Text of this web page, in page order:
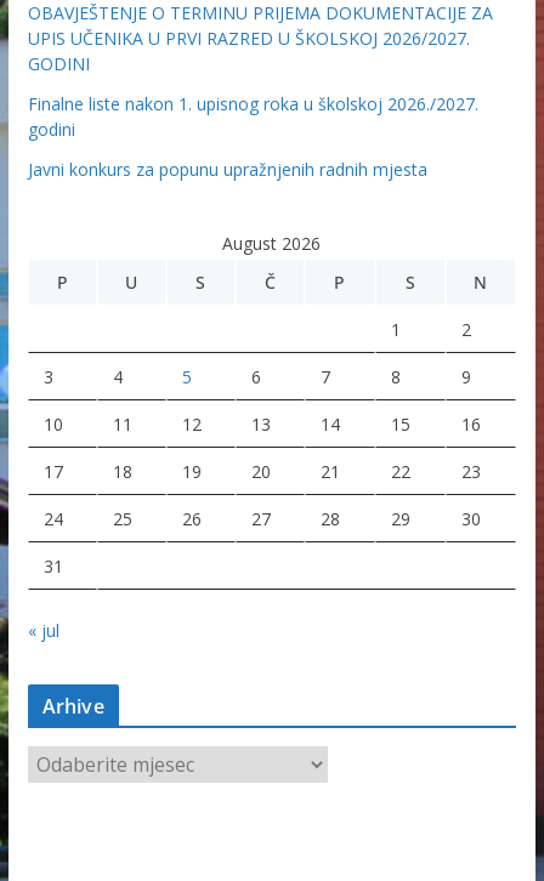
OBAVJEŠTENJE O TERMINU PRIJEMA DOKUMENTACIJE ZA
UPIS UČENIKA U PRVI RAZRED U ŠKOLSKOJ 2026/2027.
GODINI
Finalne liste nakon 1. upisnog roka u školskoj 2026./2027.
godini
Javni konkurs za popunu upražnjenih radnih mjesta
August 2026
P
U S Č P S N
1 2
3 4 5 6 7 8 9
10 11 12 13 14 15 16
17 18 19 20 21 22 23
24 25 26 27 28 29 30
31
« jul
Arhive
A
r